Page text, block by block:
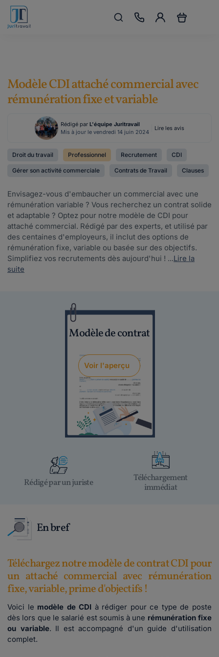
Modèle de contrat
Voir l'aperçu
Modèle CDI attaché commercial avec
rémunération fixe et variable
Rédigé par L'équipe Juritravail
Mis à jour le vendredi 14 juin 2024
Lire les avis
Droit du travail Professionnel Recrutement CDI
Gérer son activité commerciale Contrats de Travail Clauses
Envisagez-vous d'embaucher un commercial avec une
rémunération variable ? Vous recherchez un contrat solide
et adaptable ? Optez pour notre modèle de CDI pour
attaché commercial. Rédigé par des experts, et utilisé par
des centaines d'employeurs, il inclut des options de
rémunération fixe, variable ou basée sur des objectifs.
Simplifiez vos recrutements dès aujourd'hui ! ...Lire la
suite
Rédigé par un juriste
Téléchargement
immédiat
En bref
Téléchargez notre modèle de contrat CDI pour
un attaché commercial avec rémunération
fixe, variable, prime d'objectifs !
Voici le modèle de CDI à rédiger pour ce type de poste
dès lors que le salarié est soumis à une rémunération fixe
ou variable. Il est accompagné d'un guide d'utilisation
complet.